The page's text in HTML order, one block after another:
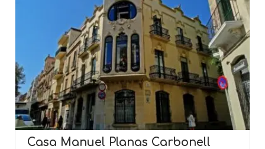
Casa Manuel Planas Carbonell